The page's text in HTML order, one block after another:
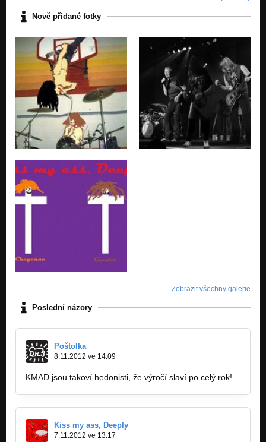
Nezařazeno
Nezařazeno
Zabiják
Nezařazeno
333 - půlka Satana
Nezařazeno
Homosexuální
Nezařazeno
Bahňáci
Nezařazeno
Pod nadvládou měkkýšů
Nezařazeno
Snaž se trochu víc
Nezařazeno
Nově přidané fotky
Zobrazit všechny galerie
Poslední názory
Poštolka
8.11.2012 ve 14:09
KMAD jsou takoví hedonisti, že výročí slaví po celý rok!
Kiss my ass, Deeply
7.11.2012 ve 13:17